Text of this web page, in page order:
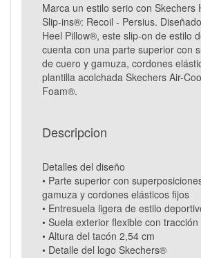
Marca un estilo serio con Skechers
Slip-ins®: Recoil - Persius.
Heel Pillow®, este slip-on de estilo
cuenta con una parte superior con
de cuero y gamuza, cordones
plantilla acolchada Skechers Air-
Foam®.
Descripcion
Detalles del diseño
• Parte superior con
gamuza y cordones elásticos fijos
• Entresuela ligera de estilo
• Suela exterior flexible con tracción
• Altura del tacón 2,54 cm
• Detalle del logo Skechers®